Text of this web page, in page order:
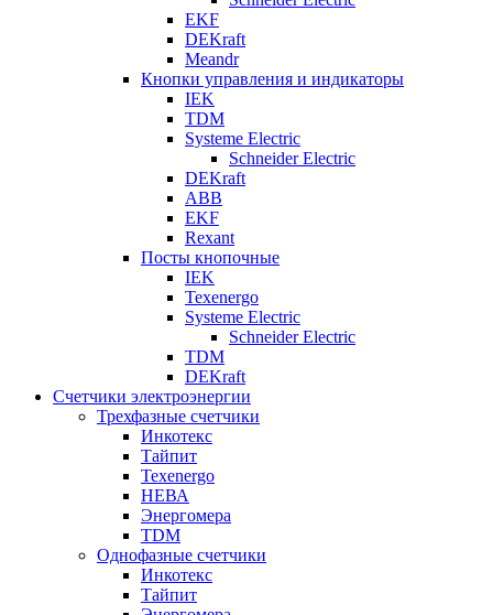
EKF
DEKraft
Meandr
Кнопки управления и индикаторы
IEK
TDM
Systeme Electric
Schneider Electric
DEKraft
ABB
EKF
Rexant
Посты кнопочные
IEK
Texenergo
Systeme Electric
Schneider Electric
TDM
DEKraft
Счетчики электроэнергии
Трехфазные счетчики
Инкотекс
Тайпит
Texenergo
НЕВА
Энергомера
TDM
Однофазные счетчики
Инкотекс
Тайпит